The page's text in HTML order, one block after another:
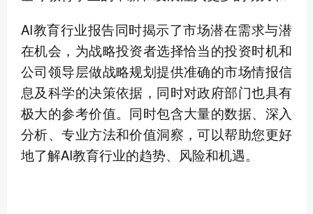
AI教育行业报告同时揭示了市场潜在需求与潜
在机会，为战略投资者选择恰当的投资时机和
公司领导层做战略规划提供准确的市场情报信
息及科学的决策依据，同时对政府部门也具有
极大的参考价值。同时包含大量的数据、深入
分析、专业方法和价值洞察，可以帮助您更好
地了解AI教育行业的趋势、风险和机遇。